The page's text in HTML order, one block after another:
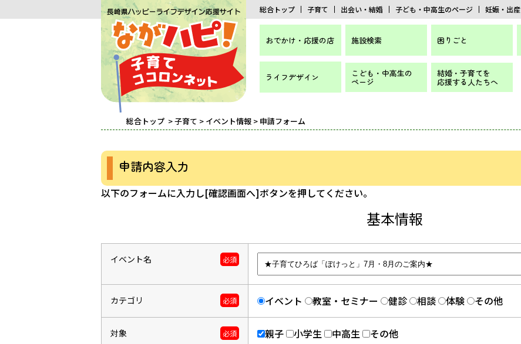
総合トップ 子育て 出会い・結婚 子ども・中高生のページ 妊娠・出産
おでかけ・応援の店 施設検索 困りごと
ライフデザイン こども・中高生の
ページ
結婚・子育てを
応援する人たちへ
総合トップ >子育て > イベント情報 > 申請フォーム
申請内容入力
以下のフォームに入力し[確認画面へ]ボタンを押してください。
基本情報
イベント名 必須
カテゴリ 必須 イベント 教室・セミナー 健診 相談 体験 その他
対象 必須 親子 小学生 中高生 その他